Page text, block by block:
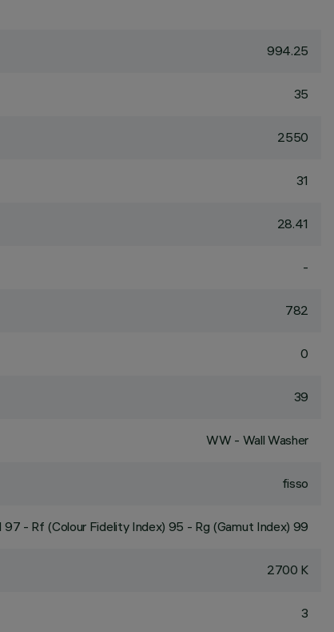
994.25
35
2550
31
28.41
-
782
0
39
WW - Wall Washer
fisso
97 - Rf (Colour Fidelity Index) 95 - Rg (Gamut Index) 99
2700 K
3